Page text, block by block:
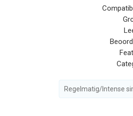
‣ Soepele gameplay
‣ Regelmatige updates
‣ Actieve
‣ Ondersteuning voor
Of je nu een
Sluit je aan bij
Regelmatig/Intense